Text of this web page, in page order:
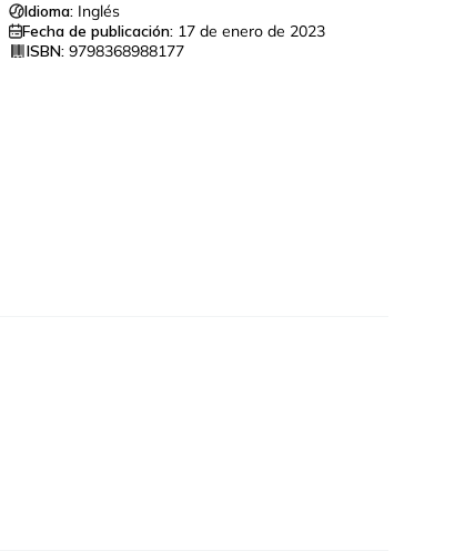
Idioma: Inglés
Fecha de publicación: 17 de enero de 2023
ISBN: 9798368988177